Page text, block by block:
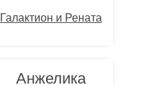
Галактион и Рената
Анжелика